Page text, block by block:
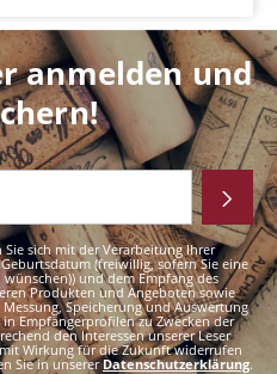
anmelden und
sich mit der Verarbeitung Ihrer
(freiwillig, sofern Sie eine
und dem Empfang des
Produkten und Angeboten sowie
Speicherung und Auswertung
Empfängerprofilen zu Zwecken der
den Interessen unserer Leser
Wirkung für die Zukunft widerrufen
Sie in unsererDatenschutzerklärung.